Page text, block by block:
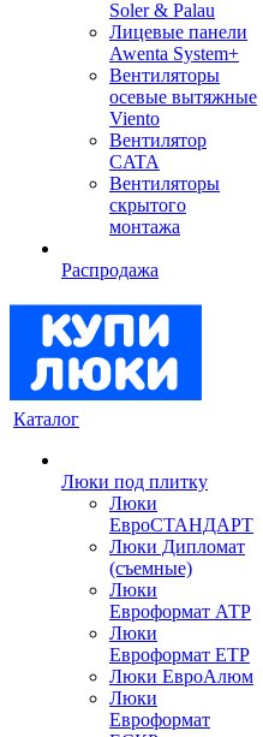
Soler & Palau
Лицевые панели
Awenta System+
Вентиляторы
осевые вытяжные
Viento
Вентилятор
CATA
Вентиляторы
скрытого
монтажа
Распродажа
Каталог
Люки под плитку
Люки
ЕвроСТАНДАРТ
Люки Дипломат
(съемные)
Люки
Евроформат АТР
Люки
Евроформат ЕТР
Люки ЕвроАлюм
Люки
Евроформат